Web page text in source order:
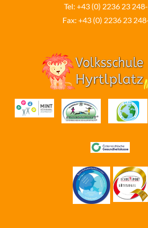
Tel: +43 (0) 2236 23
Fax: +43 (0) 2236 23